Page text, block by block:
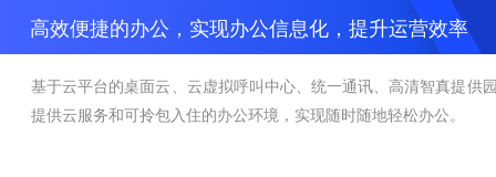
高效便捷的办公，实现办公信息化，提升运营效率
基于云平台的桌面云、云虚拟呼叫中心、统一通讯、高清智真提供
提供云服务和可拎包入住的办公环境，实现随时随地轻松办公。